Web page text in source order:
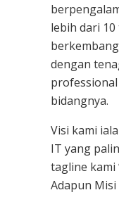
lebih dari
dengan
bidangnya.
Visi kami
IT yang
tagline kami
Adapun Misi